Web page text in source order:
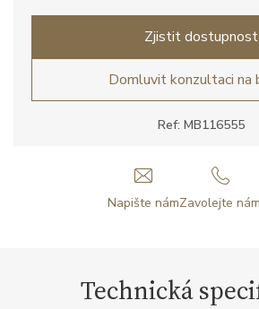
Ref: MB116555
Zjistit dostupnost
Domluvit konzultaci na
Napište námZavolejte nám
Technická